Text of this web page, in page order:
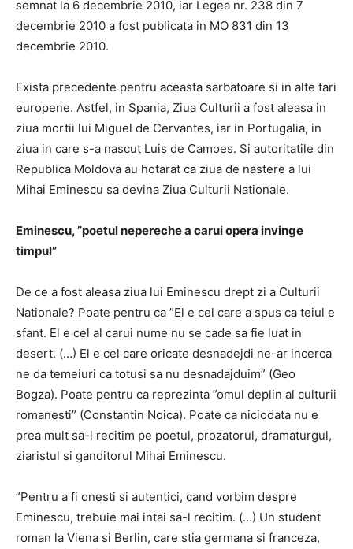
semnat la 6 decembrie 2010, iar Legea nr. 238 din 7
decembrie 2010 a fost publicata in MO 831 din 13
decembrie 2010.
Exista precedente pentru aceasta sarbatoare si in alte tari
europene. Astfel, in Spania, Ziua Culturii a fost aleasa in
ziua mortii lui Miguel de Cervantes, iar in Portugalia, in
ziua in care s-a nascut Luis de Camoes. Si autoritatile din
Republica Moldova au hotarat ca ziua de nastere a lui
Mihai Eminescu sa devina Ziua Culturii Nationale.
Eminescu, ”poetul nepereche a carui opera invinge
timpul”
De ce a fost aleasa ziua lui Eminescu drept zi a Culturii
Nationale? Poate pentru ca ”El e cel care a spus ca teiul e
sfant. El e cel al carui nume nu se cade sa fie luat in
desert. (…) El e cel care oricate desnadejdi ne-ar incerca
ne da temeiuri ca totusi sa nu desnadajduim” (Geo
Bogza). Poate pentru ca reprezinta ”omul deplin al culturii
romanesti” (Constantin Noica). Poate ca niciodata nu e
prea mult sa-l recitim pe poetul, prozatorul, dramaturgul,
ziaristul si ganditorul Mihai Eminescu.
”Pentru a fi onesti si autentici, cand vorbim despre
Eminescu, trebuie mai intai sa-l recitim. (…) Un student
roman la Viena si Berlin, care stia germana si franceza,